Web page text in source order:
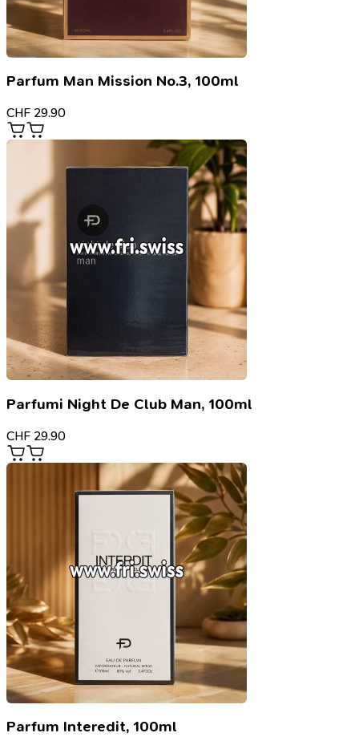
Parfum Man Mission No.3, 100ml
CHF 29.90
Parfumi Night De Club Man, 100ml
CHF 29.90
Parfum Interedit, 100ml